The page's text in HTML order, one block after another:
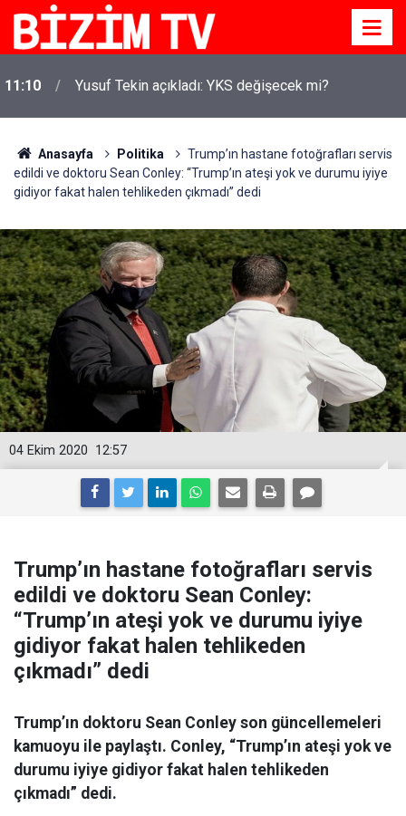
11:10 Yusuf Tekin açıkladı: YKS değişecek mi?
Anasayfa Politika
Trump’ın hastane fotoğrafları servis
edildi ve doktoru Sean Conley: “Trump’ın ateşi yok ve durumu iyiye
gidiyor fakat halen tehlikeden çıkmadı” dedi
12:57
04 Ekim 2020
Trump’ın hastane fotoğrafları servis
edildi ve doktoru Sean Conley:
“Trump’ın ateşi yok ve durumu iyiye
gidiyor fakat halen tehlikeden
çıkmadı” dedi
Trump’ın doktoru Sean Conley son güncellemeleri
kamuoyu ile paylaştı. Conley, “Trump’ın ateşi yok ve
durumu iyiye gidiyor fakat halen tehlikeden
çıkmadı” dedi.